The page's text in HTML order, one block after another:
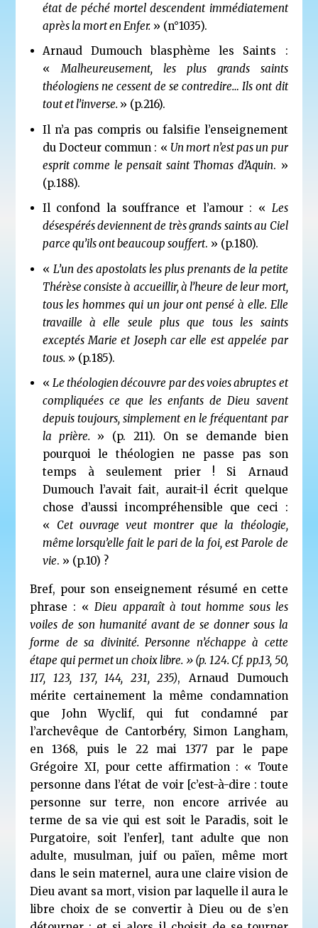
état de péché mortel descendent immédiatement
après la mort en Enfer.» (n°1035).
Arnaud Dumouch blasphème les Saints :
«Malheureusement, les plus grands saints
théologiens ne cessent de se contredire… Ils ont dit
tout et l’inverse. » (p.216).
Il n’a pas compris ou falsifie l’enseignement
du Docteur commun : « Un mort n’est pas un pur
esprit comme le pensait saint Thomas d’Aquin. »
(p.188).
Il confond la souffrance et l’amour : « Les
désespérés deviennent de très grands saints au Ciel
parce qu’ils ont beaucoup souffert. » (p.180).
« L’un des apostolats les plus prenants de la petite
Thérèse consiste à accueillir, à l’heure de leur mort,
tous les hommes qui un jour ont pensé à elle. Elle
travaille à elle seule plus que tous les saints
exceptés Marie et Joseph car elle est appelée par
tous. » (p.185).
« Le théologien découvre par des voies abruptes et
compliquées ce que les enfants de Dieu savent
depuis toujours, simplement en le fréquentant par
la prière. » (p. 211). On se demande bien
pourquoi le théologien ne passe pas son
temps à seulement prier ! Si Arnaud
Dumouch l’avait fait, aurait-il écrit quelque
chose d’aussi incompréhensible que ceci :
« Cet ouvrage veut montrer que la théologie,
même lorsqu’elle fait le pari de la foi, est Parole de
vie. » (p.10) ?
Bref, pour son enseignement résumé en cette
phrase : «Dieu apparaît à tout homme sous les
voiles de son humanité avant de se donner sous la
forme de sa divinité. Personne n’échappe à cette
étape qui permet un choix libre. » (p. 124. Cf. pp.13, 50,
117, 123, 137, 144, 231, 235), Arnaud Dumouch
mérite certainement la même condamnation
que John Wyclif, qui fut condamné par
l’archevêque de Cantorbéry, Simon Langham,
en 1368, puis le 22 mai 1377 par le pape
Grégoire XI, pour cette affirmation : « Toute
personne dans l’état de voir [c’est-à-dire : toute
personne sur terre, non encore arrivée au
terme de sa vie qui est soit le Paradis, soit le
Purgatoire, soit l’enfer], tant adulte que non
adulte, musulman, juif ou païen, même mort
dans le sein maternel, aura une claire vision de
Dieu avant sa mort, vision par laquelle il aura le
libre choix de se convertir à Dieu ou de s’en